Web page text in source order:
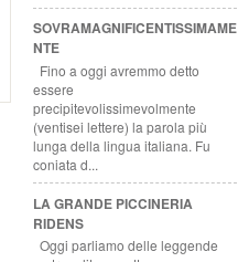
SOVRAMAGNIFICENTISSIMAME
NTE
Fino a oggi avremmo detto
essere
precipitevolissimevolmente
(ventisei lettere) la parola più
lunga della lingua italiana. Fu
coniata d...
LA GRANDE PICCINERIA
RIDENS
Oggi parliamo delle leggende